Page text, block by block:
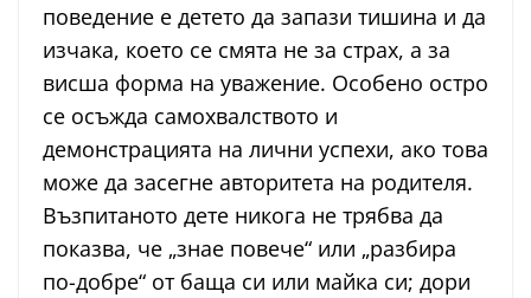
поведение е детето да запази тишина и да
изчака, което се смята не за страх, а за
висша форма на уважение. Особено остро
се осъжда самохвалството и
демонстрацията на лични успехи, ако това
можe да засегне авторитета на родителя.
Възпитаното дете никога не трябва да
показва, че „знае повече“ или „разбира
по-добре“ от баща си или майка си; дори